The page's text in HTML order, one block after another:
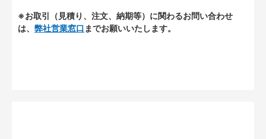
※お取引（見積り、注文、納期等）に関わるお問い合わせ
は、 弊社営業窓口 までお願いいたします。